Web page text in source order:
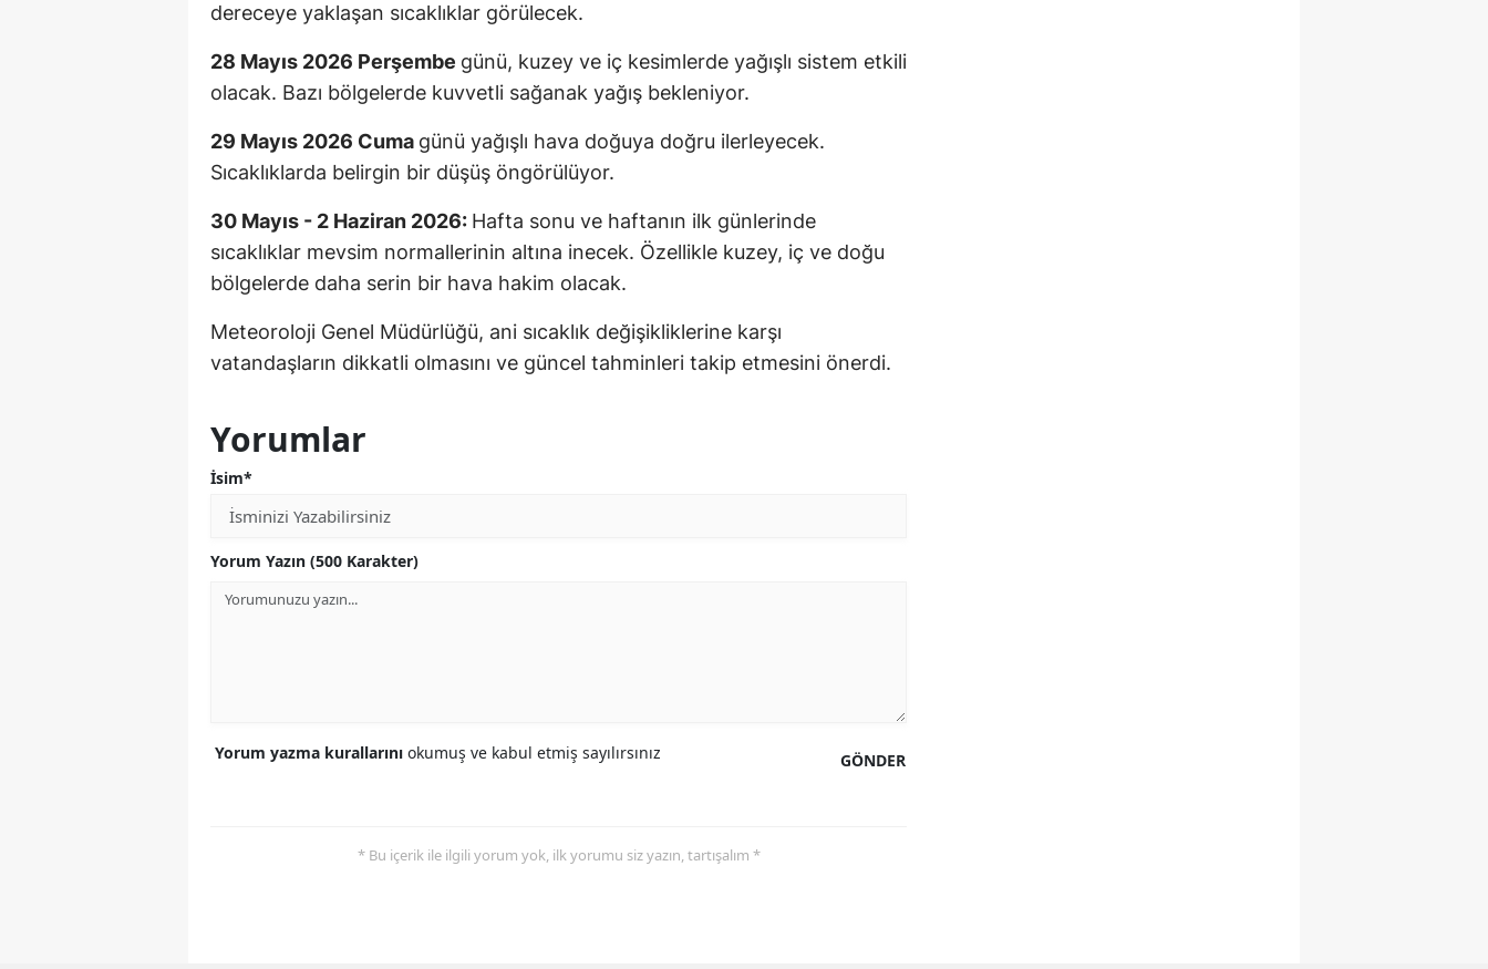
dereceye yaklaşan sıcaklıklar görülecek.
28 Mayıs 2026 Perşembe günü, kuzey ve iç kesimlerde yağışlı sistem etkili
olacak. Bazı bölgelerde kuvvetli sağanak yağış bekleniyor.
29 Mayıs 2026 Cuma günü yağışlı hava doğuya doğru ilerleyecek.
Sıcaklıklarda belirgin bir düşüş öngörülüyor.
30 Mayıs - 2 Haziran 2026: Hafta sonu ve haftanın ilk günlerinde
sıcaklıklar mevsim normallerinin altına inecek. Özellikle kuzey, iç ve doğu
bölgelerde daha serin bir hava hakim olacak.
Meteoroloji Genel Müdürlüğü, ani sıcaklık değişikliklerine karşı
vatandaşların dikkatli olmasını ve güncel tahminleri takip etmesini önerdi.
Yorumlar
İsim*
Yorum Yazın (500 Karakter)
GÖNDER
Yorum yazma kurallarını okumuş ve kabul etmiş sayılırsınız
* Bu içerik ile ilgili yorum yok, ilk yorumu siz yazın, tartışalım *